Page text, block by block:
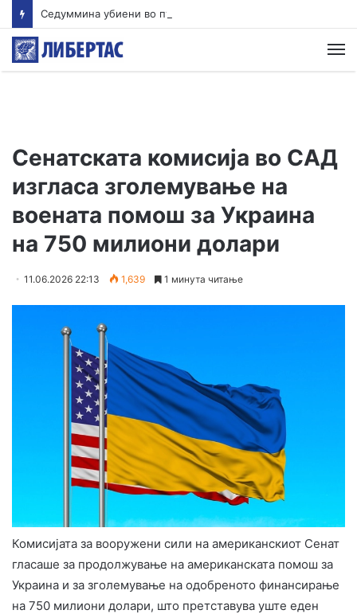
Сенатската комисија во САД
изгласа зголемување на
воената помош за Украина
на 750 милиони долари
11.06.2026 22:13 1,639 1 минута читање
Комисијата за вооружени сили на американскиот Сенат
гласаше за продолжување на американската помош за
Украина и за зголемување на одобреното финансирање
на 750 милиони долари, што претставува уште еден